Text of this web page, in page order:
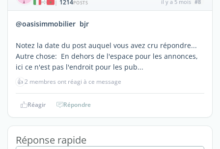
| 1214POSTS il y a 5 mois #8
@oasisimmobilier bjr
Notez la date du post auquel vous avez cru répondre...
Autre chose: En dehors de l'espace pour les annonces,
ici ce n'est pas l'endroit pour les pub...
👍2 membres ont réagi à ce message
Réagir Répondre
Réponse rapide